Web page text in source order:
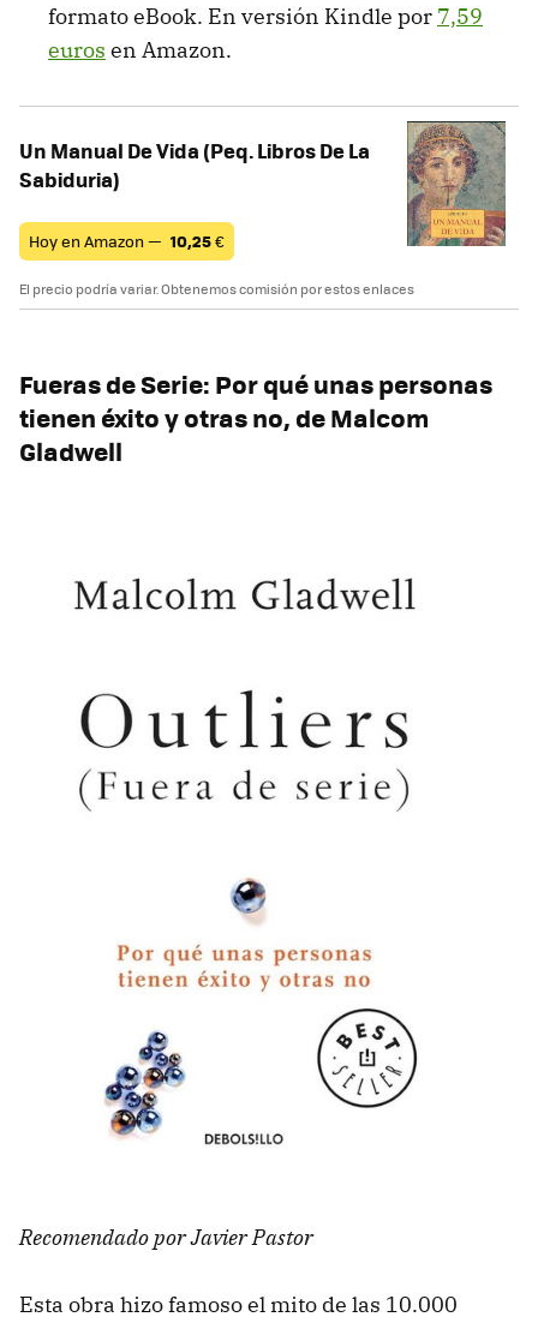
formato eBook. En versión Kindle por 7,59
euros en Amazon.
Un Manual De Vida (Peq. Libros De La
Sabiduria)
Hoy en Amazon — 10,25€
El precio podría variar. Obtenemos comisión por estos enlaces
Fueras de Serie: Por qué unas personas
tienen éxito y otras no, de Malcom
Gladwell
Recomendado por Javier Pastor
Esta obra hizo famoso el mito de las 10.000